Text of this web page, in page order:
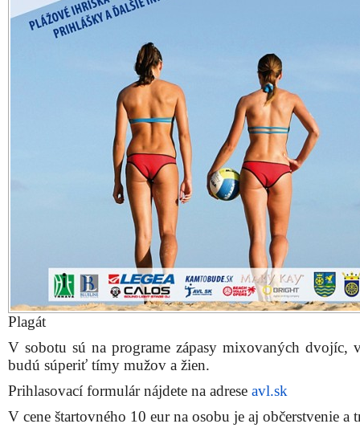
Plagát
V sobotu sú na programe zápasy mixovaných dvojíc,
budú súperiť tímy mužov a žien.
Prihlasovací formulár nájdete na adrese avl.sk
V cene štartovného 10 eur na osobu je aj občerstvenie a